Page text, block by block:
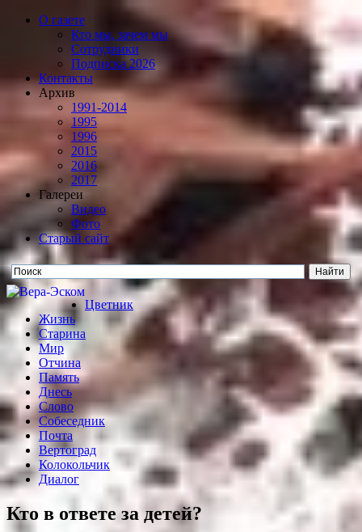
О газете
Кто мы, зачем мы
Сотрудники
Подписка 2026
Контакты
Архив
1991-2014
1995
1996
2015
2016
2017
Галереи
Видео
Фото
Старый сайт
Цветник
Жизнь
Старина
Мир
Отчина
Память
Днесь
Слово
Собеседник
Почта
Вертоград
Колокольчик
Диалог
Кто в ответе за детей?